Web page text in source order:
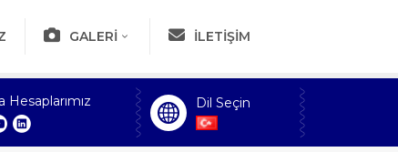
GALERI İLETIŞIM
Hesaplarımız Dil Seçin